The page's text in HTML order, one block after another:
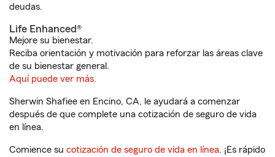
deudas.
Life Enhanced®
Mejore su bienestar.
Reciba orientación y motivación para reforzar las áreas clave
de su bienestar general.
Aquí puede ver más.
Sherwin Shafiee en Encino, CA, le ayudará a comenzar
después de que complete una cotización de seguro de vida
en línea.
Comience su cotización de seguro de vida en línea. ¡Es rápido